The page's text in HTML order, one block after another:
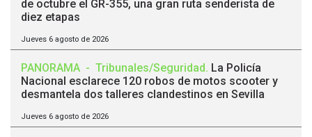
de octubre el GR-355, una gran ruta senderista de
diez etapas
Jueves 6 agosto de 2026
PANORAMA - Tribunales/Seguridad. La Policía
Nacional esclarece 120 robos de motos scooter y
desmantela dos talleres clandestinos en Sevilla
Jueves 6 agosto de 2026